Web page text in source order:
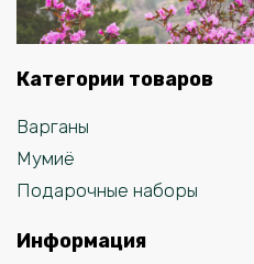
Категории товаров
Варганы
Мумиё
Подарочные наборы
Информация